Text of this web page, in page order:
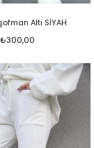
Altı SİYAH
₺300,00